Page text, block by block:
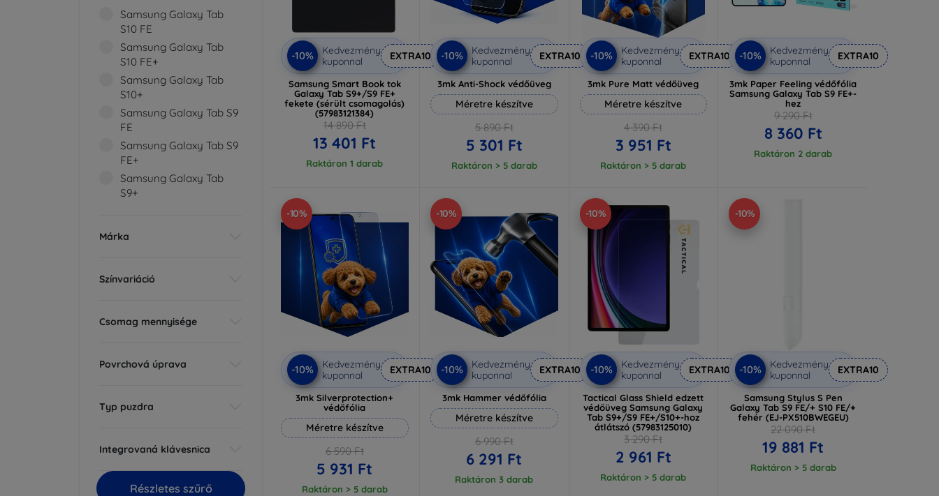
Samsung Galaxy Tab
S10 FE
Samsung Galaxy Tab
S10 FE+
Samsung Galaxy Tab
S10+
Samsung Galaxy Tab S9
FE
Samsung Galaxy Tab S9
FE+
Samsung Galaxy Tab
S9+
Márka
Színvariáció
Csomag mennyisége
Povrchová úprava
Typ puzdra
Integrovaná klávesnica
Részletes szűrő
-10%
Kedvezmény
kuponnal
EXTRA10
Samsung Smart Book tok
Galaxy Tab S9+/S9 FE+
fekete (sérült csomagolás)
(57983121384)
14 890 Ft
13 401 Ft
Raktáron 1 darab
-10%
Kedvezmény
kuponnal
EXTRA10
3mk Anti-Shock védőüveg
Méretre készítve
5 890 Ft
5 301 Ft
Raktáron > 5 darab
-10%
Kedvezmény
kuponnal
EXTRA10
3mk Pure Matt védőüveg
Méretre készítve
4 390 Ft
3 951 Ft
Raktáron > 5 darab
-10%
Kedvezmény
kuponnal
EXTRA10
3mk Paper Feeling védőfólia
Samsung Galaxy Tab S9 FE+-
hez
9 290 Ft
8 360 Ft
Raktáron 2 darab
-10%
-10%
Kedvezmény
kuponnal
EXTRA10
3mk Silverprotection+
védőfólia
Méretre készítve
6 590 Ft
5 931 Ft
Raktáron > 5 darab
-10%
-10%
Kedvezmény
kuponnal
EXTRA10
3mk Hammer védőfólia
Méretre készítve
6 990 Ft
6 291 Ft
Raktáron 3 darab
-10%
-10%
Kedvezmény
kuponnal
EXTRA10
Tactical Glass Shield edzett
védőüveg Samsung Galaxy
Tab S9+/S9 FE+/S10+-hoz
átlátszó (57983125010)
3 290 Ft
2 961 Ft
Raktáron > 5 darab
-10%
-10%
Kedvezmény
kuponnal
EXTRA10
Samsung Stylus S Pen
Galaxy Tab S9 FE/+ S10 FE/+
fehér (EJ-PX510BWEGEU)
22 090 Ft
19 881 Ft
Raktáron > 5 darab